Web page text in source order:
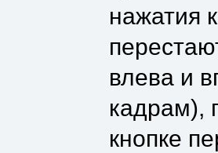
нажатия
влева и
кадрам),
кнопке